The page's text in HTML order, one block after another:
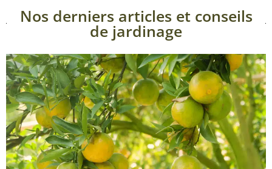
Nos derniers articles et conseils
de jardinage